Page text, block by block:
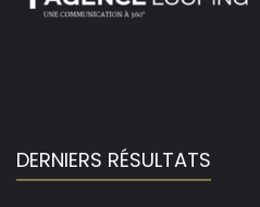
DERNIERS RÉSULTATS